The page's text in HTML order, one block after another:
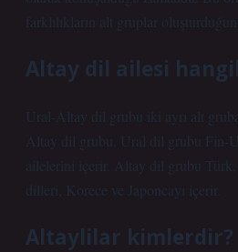
farklılıkların alt gruplar
Altay dil ailesi
Ural-Altay dil grubu iki ayrı alt
Altay dil grubu. Ural dil grubu Fin-
ailelerini içerir. Altay dil grubu
dilleri, Korece ve Japoncayı içerir.
Altaylilar kimlerdir?